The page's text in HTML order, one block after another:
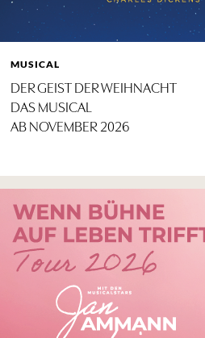
MUSICAL
DER GEIST DER WEIHNACHT
DAS MUSICAL
AB NOVEMBER 2026